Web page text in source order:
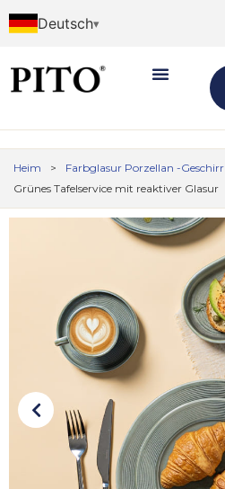
Deutsch
Heim > Farbglasur Porzellan -Geschirr
Grünes Tafelservice mit reaktiver Glasur